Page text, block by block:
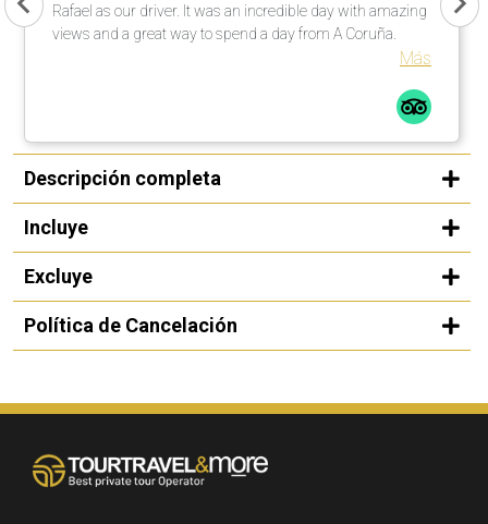
Rafael as our driver. It was an incredible day with amazing
views and a great way to spend a day from A Coruña.
Más
Descripción completa
Incluye
Excluye
Política de Cancelación